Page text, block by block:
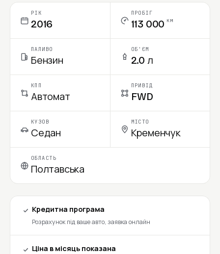
РІК
2016
ПРОБІГ
113 000 км
ПАЛИВО
Бензин
ОБ'ЄМ
2.0 л
КПП
Автомат
ПРИВІД
FWD
КУЗОВ
Седан
МІСТО
Кременчук
ОБЛАСТЬ
Полтавська
Кредитна програма
Розрахунок під ваше авто, заявка онлайн
Ціна в місяць показана